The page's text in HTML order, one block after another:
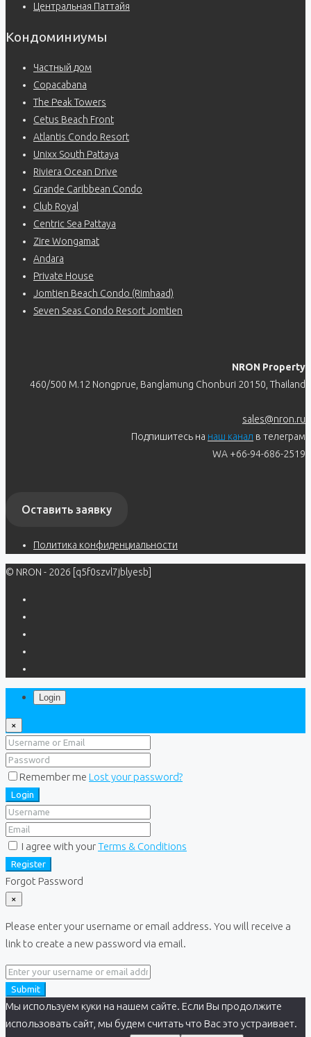
Центральная Паттайя
Кондоминиумы
Частный дом
Copacabana
The Peak Towers
Cetus Beach Front
Atlantis Condo Resort
Unixx South Pattaya
Riviera Ocean Drive
Grande Caribbean Condo
Club Royal
Centric Sea Pattaya
Zire Wongamat
Andara
Private House
Jomtien Beach Condo (Rimhaad)
Seven Seas Condo Resort Jomtien
NRON Property
460/500 M.12 Nongprue, Banglamung Chonburi 20150, Thailand
sales@nron.ru
Подпишитесь на наш канал в телеграм
WA +66-94-686-2519
Оставить заявку
Политика конфиденциальности
© NRON - 2026 [q5f0szvl7jblyesb]
Login
×
Remember me Lost your password?
Login
I agree with yourTerms & Conditions
Register
Forgot Password
×
Please enter your username or email address. You will receive a
link to create a new password via email.
Submit
Мы используем куки на нашем сайте. Если Вы продолжите
использовать сайт, мы будем считать что Вас это устраивает.